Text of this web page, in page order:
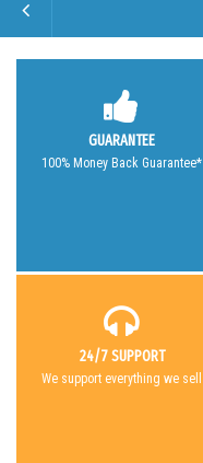
GUARANTEE
100% Money Back Guarantee*
24/7 SUPPORT
We support everything we sell